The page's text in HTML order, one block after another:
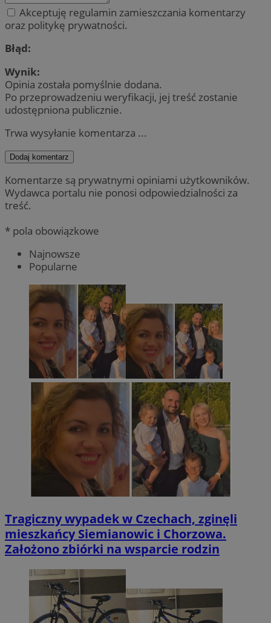
Akceptuję regulamin zamieszczania komentarzy
oraz politykę prywatności.
Błąd:
Wynik:
Opinia została pomyślnie dodana.
Po przeprowadzeniu weryfikacji, jej treść zostanie
udostępniona publicznie.
Trwa wysyłanie komentarza ...
Dodaj komentarz
Komentarze są prywatnymi opiniami użytkowników.
Wydawca portalu nie ponosi odpowiedzialności za
treść.
* pola obowiązkowe
Najnowsze
Popularne
Tragiczny wypadek w Czechach, zginęli
mieszkańcy Siemianowic i Chorzowa.
Założono zbiórki na wsparcie rodzin